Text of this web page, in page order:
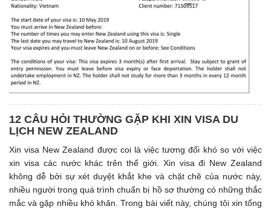
12 CÂU HỎI THƯỜNG GẶP KHI XIN VISA DU
LỊCH NEW ZEALAND
Xin visa New Zealand được coi là việc tương đối khó so với việc
xin visa các nước khác trên thế giới. Xin visa đi New Zealand
không dễ bởi sự xét duyệt khắt khe và chặt chẽ của nước này,
nhiều người trong quá trình chuẩn bị hồ sơ thường có những thắc
mắc và gặp nhiều khó khăn. Trong bài viết này, chúng tôi xin tổng